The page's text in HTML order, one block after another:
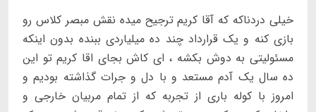
خیلی دردناکه که آقا کریم ترجیح میده نقش مبصر کلاس رو
بازی کنه و یک قرارداد چند ده میلیاردی ببنده بدون اینکه
مسئولیتی به دوش بکشه ، ای کاش بجای اقا کریم تو این
ده سال یک آدم مستعد و با دل و جرات گذاشته بودیم و
امروز با کوله باری از تجربه که از تمام مربیان خارجی و